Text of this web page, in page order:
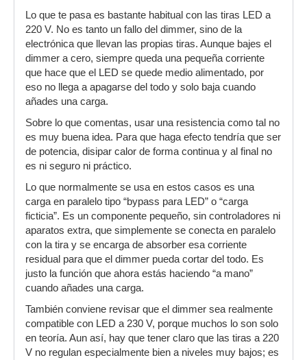
Lo que te pasa es bastante habitual con las tiras LED a
220 V. No es tanto un fallo del dimmer, sino de la
electrónica que llevan las propias tiras. Aunque bajes el
dimmer a cero, siempre queda una pequeña corriente
que hace que el LED se quede medio alimentado, por
eso no llega a apagarse del todo y solo baja cuando
añades una carga.
Sobre lo que comentas, usar una resistencia como tal no
es muy buena idea. Para que haga efecto tendría que ser
de potencia, disipar calor de forma continua y al final no
es ni seguro ni práctico.
Lo que normalmente se usa en estos casos es una
carga en paralelo tipo “bypass para LED” o “carga
ficticia”. Es un componente pequeño, sin controladores ni
aparatos extra, que simplemente se conecta en paralelo
con la tira y se encarga de absorber esa corriente
residual para que el dimmer pueda cortar del todo. Es
justo la función que ahora estás haciendo “a mano”
cuando añades una carga.
También conviene revisar que el dimmer sea realmente
compatible con LED a 230 V, porque muchos lo son solo
en teoría. Aun así, hay que tener claro que las tiras a 220
V no regulan especialmente bien a niveles muy bajos; es